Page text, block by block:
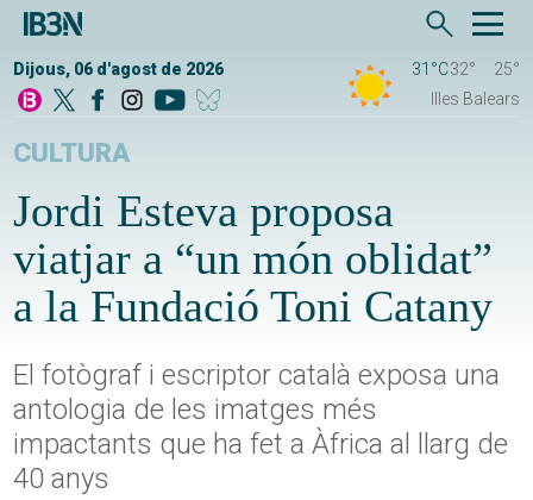
Dijous, 06 d'agost de 2026 31°C32°
25°
Illes Balears
CULTURA
Jordi Esteva proposa
viatjar a “un món oblidat”
a la Fundació Toni Catany
El fotògraf i escriptor català exposa una
antologia de les imatges més
impactants que ha fet a Àfrica al llarg de
40 anys